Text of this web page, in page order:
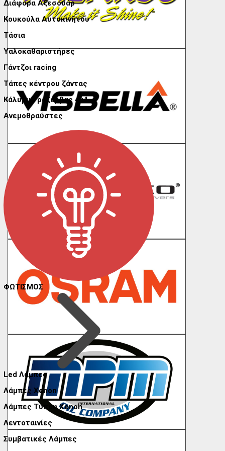
Διάφορα Αξεσουάρ
Κουκούλα Αυτοκινήτου
Τάσια
Υαλοκαθαριστήρες
Γάντζοι racing
Τάπες κέντρου ζάντας
Κάλυμμα ρεζέρβας 4x4
Ανεμοθραύστες
ΦΩΤΙΣΜΟΣ
Led Λάμπες
Λάμπες Xenon
Λάμπες Τύπου Xenon
Λεντοταινίες
Συμβατικές Λάμπες